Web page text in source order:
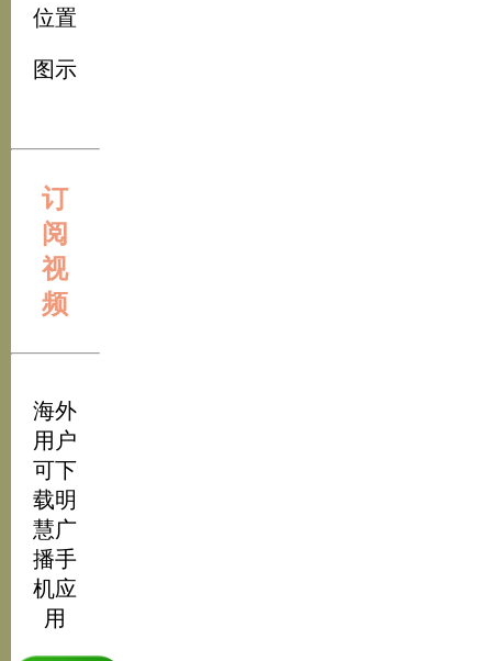
位置
图示
订
阅
视
频
海外
用户
可下
载明
慧广
播手
机应
用